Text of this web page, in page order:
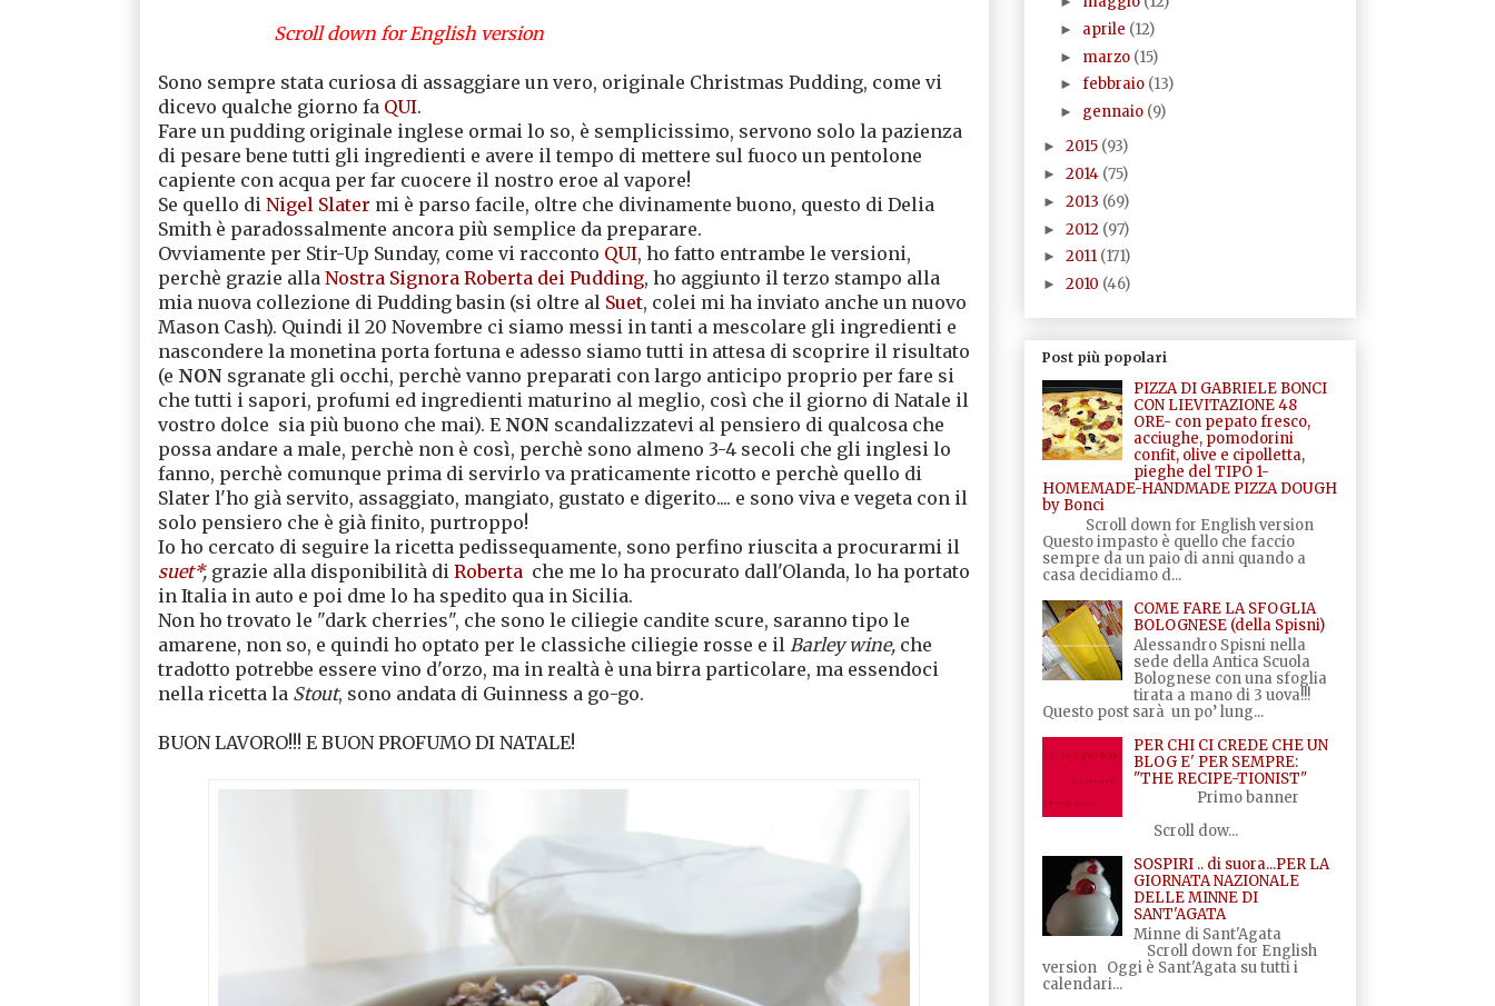
Scroll down for English version
Sono sempre stata curiosa di assaggiare un vero, originale Christmas Pudding, come vi
dicevo qualche giorno fa QUI.
Fare un pudding originale inglese ormai lo so, è semplicissimo, servono solo la pazienza
di pesare bene tutti gli ingredienti e avere il tempo di mettere sul fuoco un pentolone
capiente con acqua per far cuocere il nostro eroe al vapore!
Se quello di Nigel Slater mi è parso facile, oltre che divinamente buono, questo di Delia
Smith è paradossalmente ancora più semplice da preparare.
Ovviamente per Stir-Up Sunday, come vi racconto QUI, ho fatto entrambe le versioni,
perchè grazie alla Nostra Signora Roberta dei Pudding, ho aggiunto il terzo stampo alla
mia nuova collezione di Pudding basin (si oltre al Suet, colei mi ha inviato anche un nuovo
Mason Cash). Quindi il 20 Novembre ci siamo messi in tanti a mescolare gli ingredienti e
nascondere la monetina porta fortuna e adesso siamo tutti in attesa di scoprire il risultato
(e NON sgranate gli occhi, perchè vanno preparati con largo anticipo proprio per fare si
che tutti i sapori, profumi ed ingredienti maturino al meglio, così che il giorno di Natale il
vostro dolce sia più buono che mai). E NON scandalizzatevi al pensiero di qualcosa che
possa andare a male, perchè non è così, perchè sono almeno 3-4 secoli che gli inglesi lo
fanno, perchè comunque prima di servirlo va praticamente ricotto e perchè quello di
Slater l'ho già servito, assaggiato, mangiato, gustato e digerito.... e sono viva e vegeta con il
solo pensiero che è già finito, purtroppo!
Io ho cercato di seguire la ricetta pedissequamente, sono perfino riuscita a procurarmi il
suet*, grazie alla disponibilità di Roberta che me lo ha procurato dall'Olanda, lo ha portato
in Italia in auto e poi dme lo ha spedito qua in Sicilia.
Non ho trovato le "dark cherries", che sono le ciliegie candite scure, saranno tipo le
amarene, non so, e quindi ho optato per le classiche ciliegie rosse e il Barley wine,che
tradotto potrebbe essere vino d'orzo, ma in realtà è una birra particolare, ma essendoci
nella ricetta la Stout, sono andata di Guinness a go-go.
BUON LAVORO!!! E BUON PROFUMO DI NATALE!
► aprile (12)
► marzo (15)
►febbraio (13)
► gennaio (9)
► 2015 (93)
► 2014 (75)
► 2013 (69)
► 2012 (97)
► 2011 (171)
► 2010 (46)
Post più popolari
PIZZA DI GABRIELE BONCI
CON LIEVITAZIONE 48
ORE- con pepato fresco,
acciughe, pomodorini
confit, olive e cipolletta,
pieghe del TIPO 1-
HOMEMADE-HANDMADE PIZZA DOUGH
by Bonci
Scroll down for English version
Questo impasto è quello che faccio
sempre da un paio di anni quando a
casa decidiamo d...
COME FARE LA SFOGLIA
BOLOGNESE (della Spisni)
Alessandro Spisni nella
sede della Antica Scuola
Bolognese con una sfoglia
tirata a mano di 3 uova!!!
Questo post sarà un po’ lung...
PER CHI CI CREDE CHE UN
BLOG E' PER SEMPRE:
"THE RECIPE-TIONIST"
Primo banner
Scroll dow...
SOSPIRI .. di suora...PER LA
GIORNATA NAZIONALE
DELLE MINNE DI
SANT'AGATA
Minne di Sant'Agata
Scroll down for English
version Oggi è Sant'Agata su tutti i
calendari...